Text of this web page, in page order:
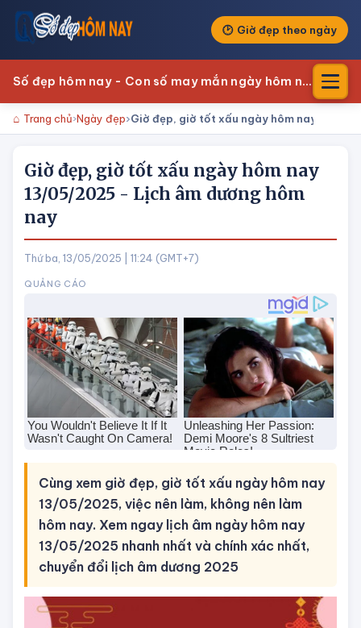
Giờ đẹp theo ngày
Số đẹp hôm nay - Con số may mắn ngày hôm nay
Trang chủ Ngày đẹp Giờ đẹp, giờ tốt xấu ngày hôm nay 13/
Giờ đẹp, giờ tốt xấu ngày hôm nay
13/05/2025 - Lịch âm dương hôm
nay
Thứ ba, 13/05/2025 | 11:24 (GMT+7)
Cùng xem giờ đẹp, giờ tốt xấu ngày hôm nay
13/05/2025, việc nên làm, không nên làm
hôm nay. Xem ngay lịch âm ngày hôm nay
chuyển đổi lịch âm dương 2025